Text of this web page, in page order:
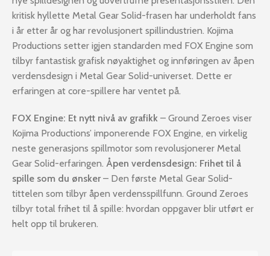
kritisk hyllette Metal Gear Solid-frasen har underholdt fans
i år etter år og har revolusjonert spillindustrien. Kojima
Productions setter igjen standarden med FOX Engine som
tilbyr fantastisk grafisk nøyaktighet og innføringen av åpen
verdensdesign i Metal Gear Solid-universet. Dette er
erfaringen at core-spillere har ventet på.
FOX Engine: Et nytt nivå av grafikk – Ground Zeroes viser
Kojima Productions’ imponerende FOX Engine, en virkelig
neste generasjons spillmotor som revolusjonerer Metal
Gear Solid-erfaringen. Åpen verdensdesign: Frihet til å
spille som du ønsker – Den første Metal Gear Solid-
tittelen som tilbyr åpen verdensspillfunn. Ground Zeroes
tilbyr total frihet til å spille: hvordan oppgaver blir utført er
helt opp til brukeren.